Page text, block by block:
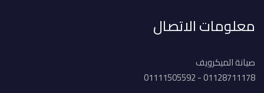
معلومات الاتصال
صيانة الميكرويف
01128711178 - 01111505592